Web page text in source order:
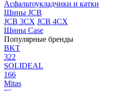
Асфальтоукладчики и катки
Шины JCB
JCB 3CX JCB 4CX
Шины Case
Популярные бренды
BKT
322
SOLIDEAL
166
Mitas